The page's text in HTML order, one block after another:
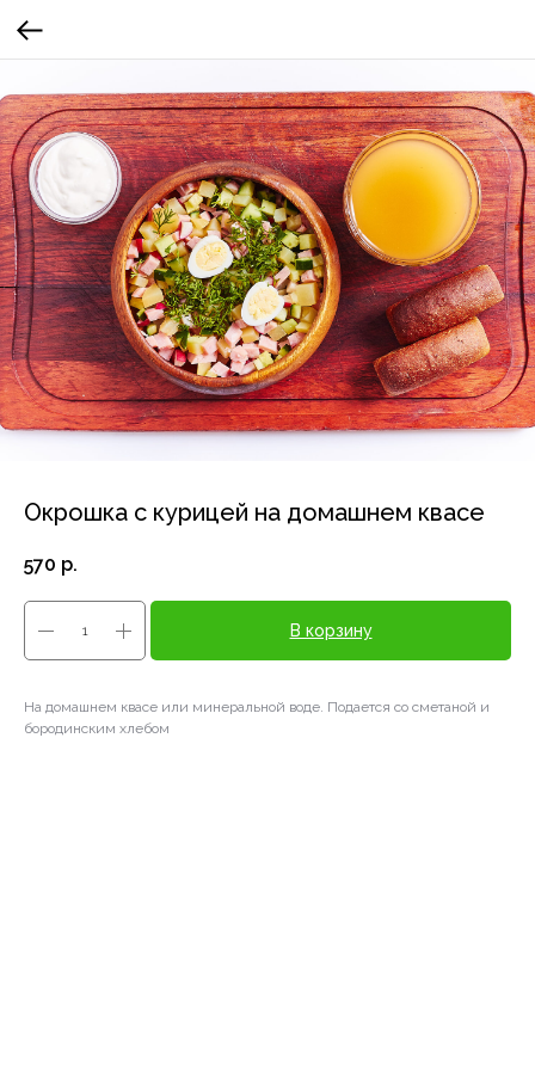
Окрошка с курицей на домашнем квасе
570 р.
В корзину
На домашнем квасе или минеральной воде. Подается со сметаной и
бородинским хлебом